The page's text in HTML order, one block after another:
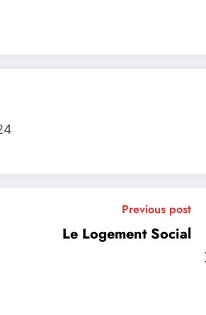
Previous post
Le Logement Social